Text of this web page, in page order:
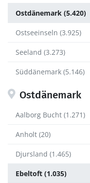
Ostdänemark (5.420)
Ostseeinseln (3.925)
Seeland (3.273)
Süddänemark (5.146)
Ostdänemark
Aalborg Bucht (1.271)
Anholt (20)
Djursland (1.465)
Ebeltoft (1.035)